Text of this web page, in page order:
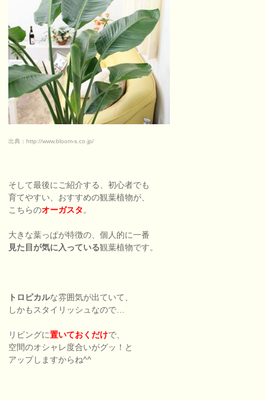
出典：http://www.bloom-s.co.jp/
そして最後にご紹介する、初心者でも
育てやすい、おすすめの観葉植物が、
こちらのオーガスタ 。
大きな葉っぱが特徴の、個人的に一番
見た目が気に入っている観葉植物です。
トロピカルな雰囲気が出ていて、
しかもスタイリッシュなので…
リビングに置いておくだけで、
空間のオシャレ度合いがグッ！と
アップしますからね^^